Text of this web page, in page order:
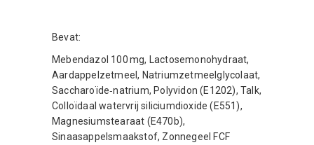
Bevat:
Mebendazol 100 mg, Lactosemonohydraat,
Aardappelzetmeel, Natriumzetmeelglycolaat,
Saccharoïde‑natrium, Polyvidon (E1202), Talk,
Colloïdaal watervrij siliciumdioxide (E551),
Magnesiumstearaat (E470b),
Sinaasappelsmaakstof, Zonnegeel FCF